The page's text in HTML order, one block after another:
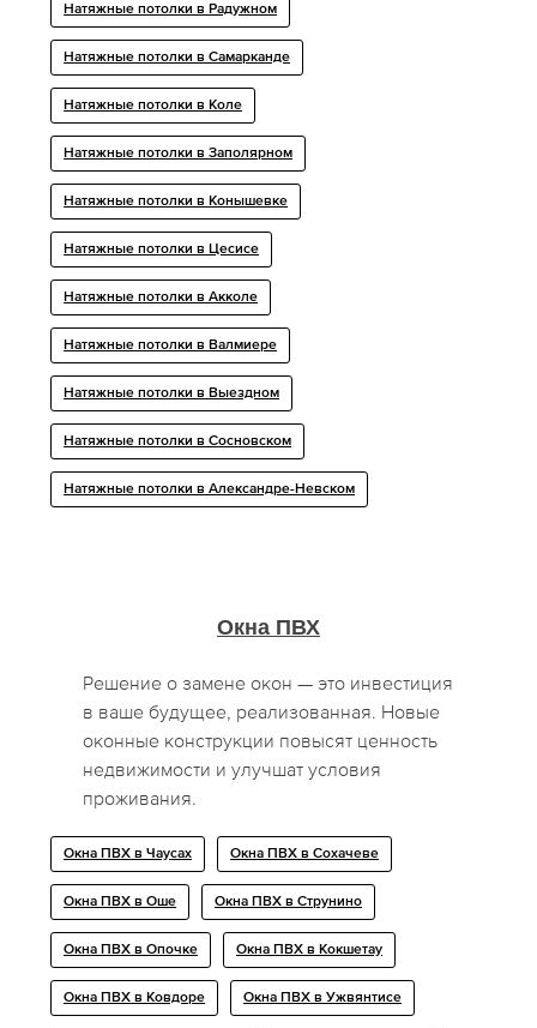
Натяжные потолки в Радужном
Натяжные потолки в Самарканде
Натяжные потолки в Коле
Натяжные потолки в Заполярном
Натяжные потолки в Конышевке
Натяжные потолки в Цесисе
Натяжные потолки в Акколе
Натяжные потолки в Валмиере
Натяжные потолки в Выездном
Натяжные потолки в Сосновском
Натяжные потолки в Александре-Невском
Окна ПВХ
Решение о замене окон — это инвестиция
в ваше будущее, реализованная. Новые
оконные конструкции повысят ценность
недвижимости и улучшат условия
проживания.
Окна ПВХ в Чаусах Окна ПВХ в Сохачеве
Окна ПВХ в Оше Окна ПВХ в Струнино
Окна ПВХ в Опочке Окна ПВХ в Кокшетау
Окна ПВХ в Ковдоре Окна ПВХ в Ужвянтисе